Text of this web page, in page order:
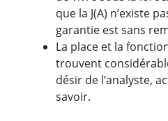
que la J(A) n’existe
garantie est sans
La place et la
trouvent
désir de l’analyste,
savoir.